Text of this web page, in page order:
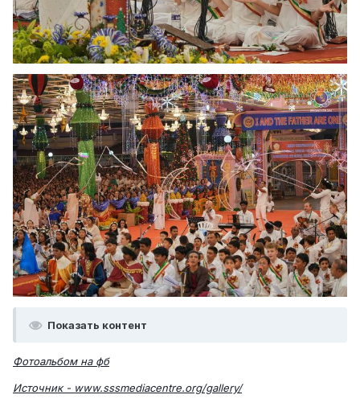
Показать контент
Фотоальбом на фб
Источник - www.sssmediacentre.org/gallery/